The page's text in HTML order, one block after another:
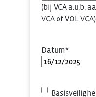
(bij VCA a.u.b.
VCA of VOL-VCA)
Datum*
DD
MM